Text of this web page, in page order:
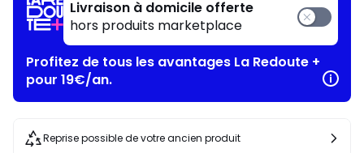
Livraison à domicile offerte
hors produits marketplace
Profitez de tous les avantages La Redoute +
pour 19€/an.
Reprise possible de votre ancien produit